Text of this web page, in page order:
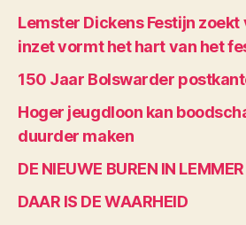
Lemster Dickens Festijn zoekt
inzet vormt het hart van het
150 Jaar Bolswarder
Hoger jeugdloon kan
duurder maken
DE NIEUWE BUREN IN LEMMER
DAAR IS DE WAARHEID